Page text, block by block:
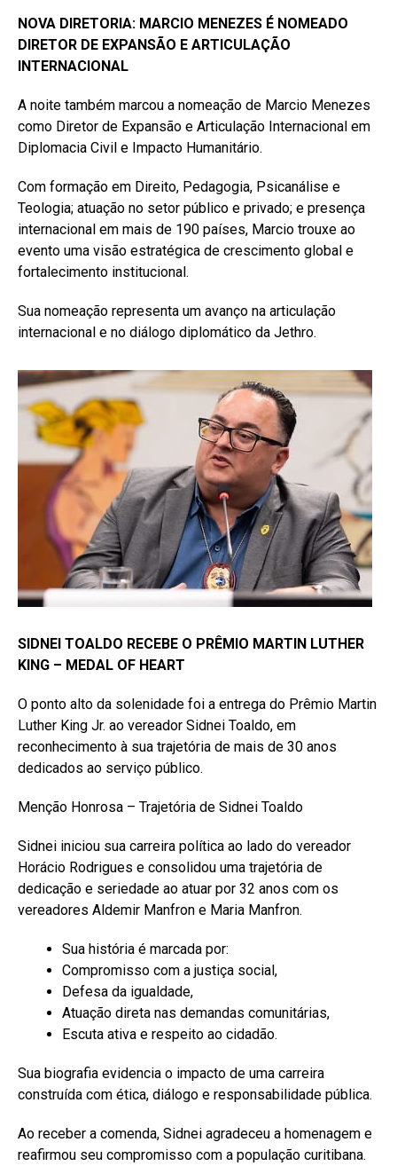
NOVA DIRETORIA: MARCIO MENEZES É NOMEADO
DIRETOR DE EXPANSÃO E ARTICULAÇÃO
INTERNACIONAL
A noite também marcou a nomeação de Marcio Menezes
como Diretor de Expansão e Articulação Internacional em
Diplomacia Civil e Impacto Humanitário.
Com formação em Direito, Pedagogia, Psicanálise e
Teologia; atuação no setor público e privado; e presença
internacional em mais de 190 países, Marcio trouxe ao
evento uma visão estratégica de crescimento global e
fortalecimento institucional.
Sua nomeação representa um avanço na articulação
internacional e no diálogo diplomático da Jethro.
SIDNEI TOALDO RECEBE O PRÊMIO MARTIN LUTHER
KING – MEDAL OF HEART
O ponto alto da solenidade foi a entrega do Prêmio Martin
Luther King Jr. ao vereador Sidnei Toaldo, em
reconhecimento à sua trajetória de mais de 30 anos
dedicados ao serviço público.
Menção Honrosa – Trajetória de Sidnei Toaldo
Sidnei iniciou sua carreira política ao lado do vereador
Horácio Rodrigues e consolidou uma trajetória de
dedicação e seriedade ao atuar por 32 anos com os
vereadores Aldemir Manfron e Maria Manfron.
Sua história é marcada por:
Compromisso com a justiça social,
Defesa da igualdade,
Atuação direta nas demandas comunitárias,
Escuta ativa e respeito ao cidadão.
Sua biografia evidencia o impacto de uma carreira
construída com ética, diálogo e responsabilidade pública.
Ao receber a comenda, Sidnei agradeceu a homenagem e
reafirmou seu compromisso com a população curitibana.